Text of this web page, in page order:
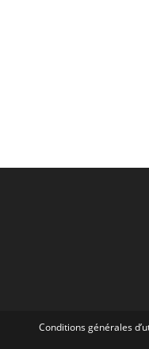
Conditions générales